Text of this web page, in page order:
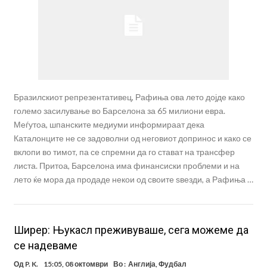
Бразилскиот репрезентативец, Рафиња ова лето дојде како
големо засилување во Барселона за 65 милиони евра.
Меѓутоа, шпанските медиуми информираат дека
Каталонците не се задоволни од неговиот допринос и како се
вклопи во тимот, па се спремни да го стават на трансфер
листа. Притоа, Барселона има финансиски проблеми и на
лето ќе мора да продаде некои од своите ѕвезди, а Рафиња …
Ширер: Њукасл преживуваше, сега можеме да
се надеваме
Од P. K. 15:05, 08 октомври Во : Англија,Фудбал